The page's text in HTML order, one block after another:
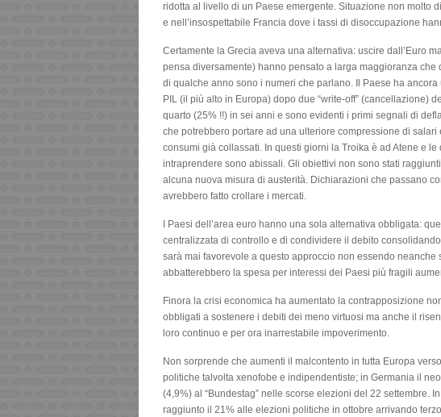
ridotta al livello di un Paese emergente. Situazione non molto
e nell’insospettabile Francia dove i tassi di disoccupazione
Certamente la Grecia aveva una alternativa: uscire dall’Euro
pensa diversamente) hanno pensato a larga maggioranza
di qualche anno sono i numeri che parlano. Il Paese ha
PIL (il più alto in Europa) dopo due “write-off” (cancellazione)
quarto (25% !!) in sei anni e sono evidenti i primi segnali di
che potrebbero portare ad una ulteriore compressione di
consumi già collassati. In questi giorni la Troika è ad Atene e
intraprendere sono abissali. Gli obiettivi non sono stati
alcuna nuova misura di austerità. Dichiarazioni che passano
avrebbero fatto crollare i mercati.
I Paesi dell’area euro hanno una sola alternativa obbligata:
centralizzata di controllo e di condividere il debito
sarà mai favorevole a questo approccio non essendo
abbatterebbero la spesa per interessi dei Paesi più fragili
Finora la crisi economica ha aumentato la contrapposizione
obbligati a sostenere i debiti dei meno virtuosi ma anche il
loro continuo e per ora inarrestabile impoverimento.
Non sorprende che aumenti il malcontento in tutta Europa
politiche talvolta xenofobe e indipendentiste; in Germania il
(4,9%) al “Bundestag” nelle scorse elezioni del 22 settembre.
raggiunto il 21% alle elezioni politiche in ottobre arrivando